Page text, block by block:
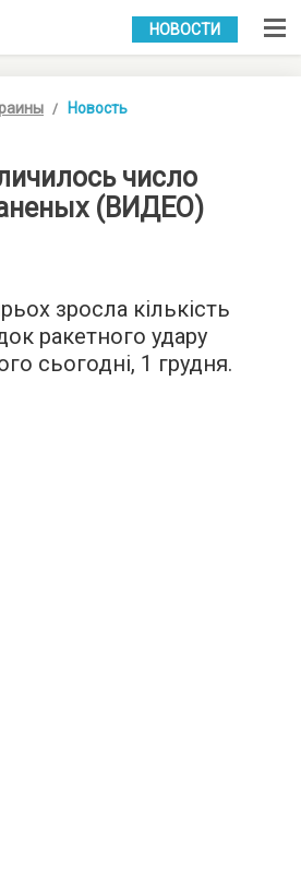
УКР РУС
НОВОСТИ
Новость
число
(ВИДЕО)
зросла кількість
ракетного удару
сьогодні, 1 грудня.